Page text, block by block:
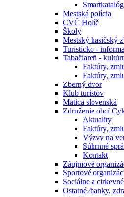
Smartkatalóg
Mestská polícia
CVČ Holíč
Školy
Mestský hasičský
Turisticko -
Tabačiareň -
Faktúry,
Faktúry,
Zberný dvor
Klub turistov
Matica slovenská
Združenie obcí
Aktuality
Faktúry,
Výzvy na
Súhrnné
Kontakt
Záujmové
Športové
Sociálne a
Ostatné ⁄banky,